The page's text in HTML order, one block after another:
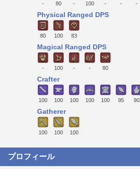
- 80 - 100 - - -
Physical Ranged DPS
80 100 83
Magical Ranged DPS
- 100 - - 80
Crafter
100 100 100 100 100 95 90
Gatherer
100 100 100
プロフィール